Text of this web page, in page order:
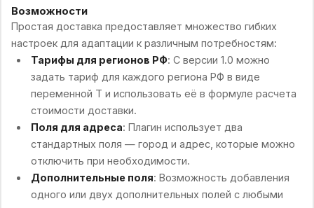
Возможности
Простая доставка предоставляет множество гибких
настроек для адаптации к различным потребностям:
Тарифы для регионов РФ: С версии 1.0 можно
задать тариф для каждого региона РФ в виде
переменной T и использовать её в формуле расчета
стоимости доставки.
Поля для адреса: Плагин использует два
стандартных поля — город и адрес, которые можно
отключить при необходимости.
Дополнительные поля: Возможность добавления
одного или двух дополнительных полей с любыми